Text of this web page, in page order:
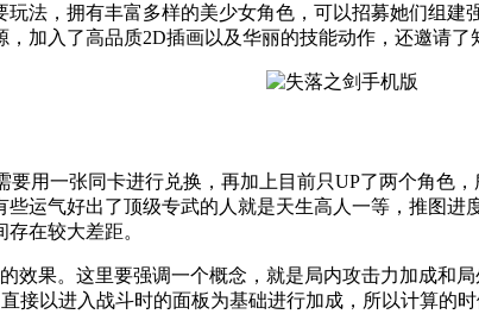
法，拥有丰富多样的美少女角色，可以招募她们组
加入了高品质2D插画以及华丽的技能动作，还邀请了
用一张同卡进行兑换，再加上目前只UP了两个角色
运气好出了顶级专武的人就是天生高人一等，推图
在较大差距。
效果。这里要强调一个概念，就是局内攻击力加成
接以进入战斗时的面板为基础进行加成，所以计算的